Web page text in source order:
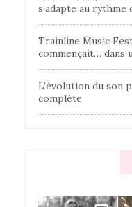
s’adapte au rythme
Trainline Music
commençait… dans
L’évolution du son
complète